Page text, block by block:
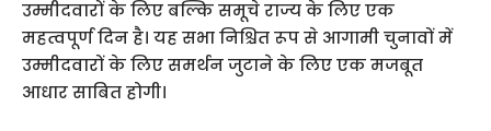
उम्मीदवारों के लिए बल्कि समूचे राज्य के लिए एक
महत्वपूर्ण दिन है। यह सभा निश्चित रूप से आगामी चुनावों में
उम्मीदवारों के लिए समर्थन जुटाने के लिए एक मजबूत
आधार साबित होगी।